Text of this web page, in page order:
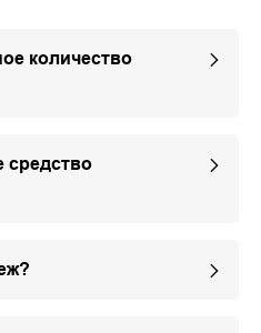
количество
средство